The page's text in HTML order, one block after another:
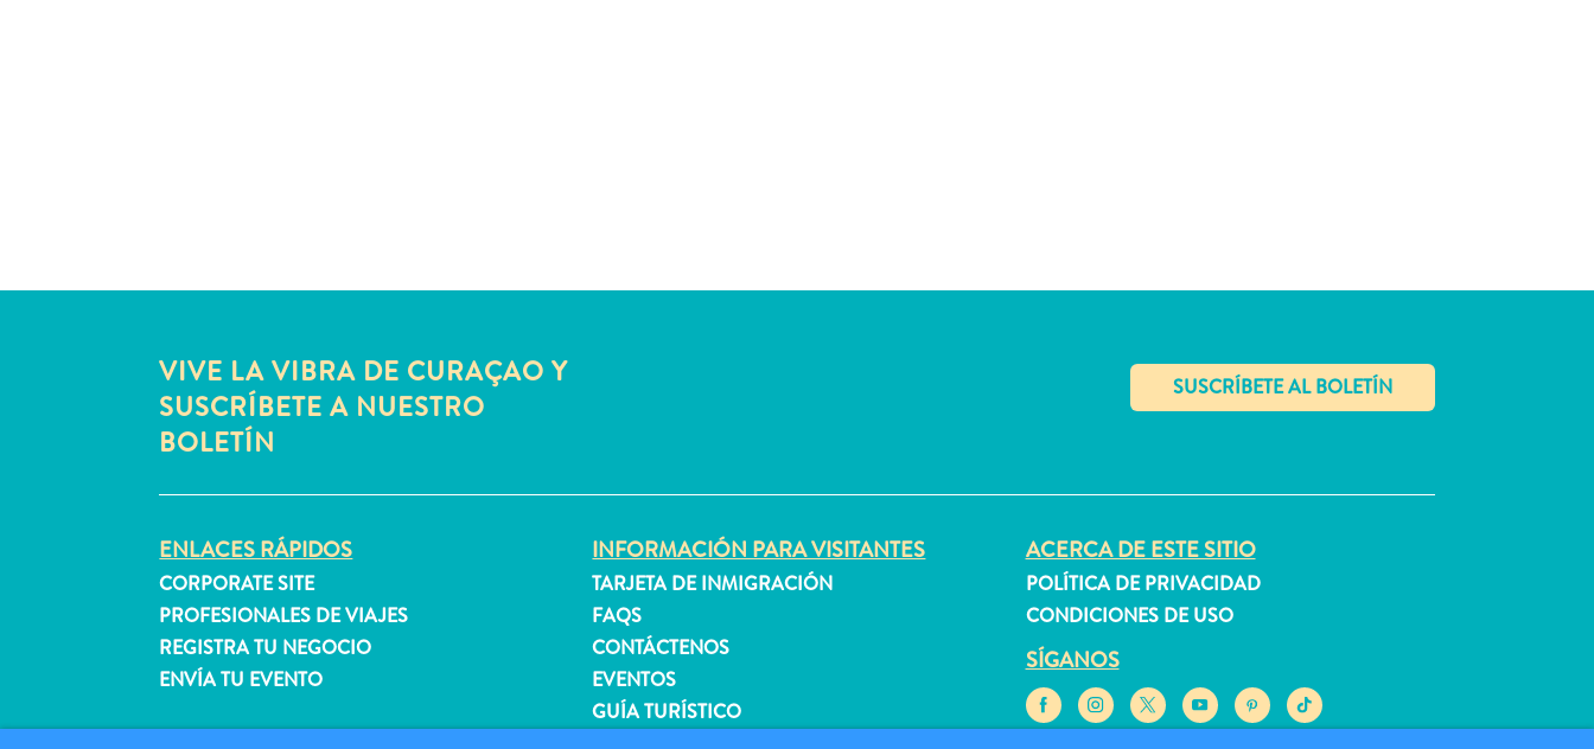
VIVE LA VIBRA DE CURAÇAO Y
SUSCRÍBETE A NUESTRO
BOLETÍN
✕
ENLACES RÁPIDOS
CORPORATE SITE
PROFESIONALES DE VIAJES
REGISTRA TU NEGOCIO
ENVÍA TU EVENTO
INFORMACIÓN PARA VISITANTES
TARJETA DE INMIGRACIÓN
FAQS
CONTÁCTENOS
EVENTOS
GUÍA TURÍSTICO
ACERCA DE ESTE SITIO
POLÍTICA DE PRIVACIDAD
CONDICIONES DE USO
SÍGANOS